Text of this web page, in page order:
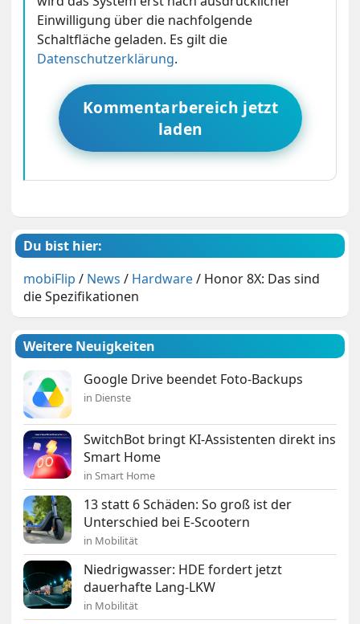
Einwilligung über die nachfolgende
Schaltfläche geladen. Es gilt die
Datenschutzerklärung.
Kommentarbereich jetzt
laden
Du bist hier:
mobiFlip / News / Hardware/ Honor 8X: Das sind
die Spezifikationen
Weitere Neuigkeiten
Google Drive beendet Foto-Backups
in Dienste
SwitchBot bringt KI-Assistenten direkt ins
Smart Home
in Smart Home
13 statt 6 Schäden: So groß ist der
Unterschied bei E-Scootern
in Mobilität
Niedrigwasser: HDE fordert jetzt
dauerhafte Lang-LKW
in Mobilität